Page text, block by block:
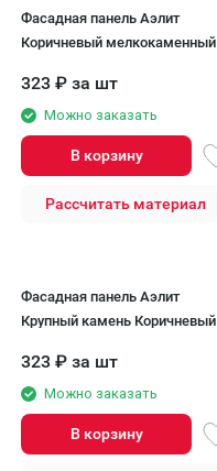
Фасадная панель Аэлит
Коричневый мелкокаменный
323 ₽ за шт
Можно заказать
В корзину
Рассчитать материал
Фасадная панель Аэлит
Крупный камень Коричневый
323 ₽ за шт
Можно заказать
В корзину